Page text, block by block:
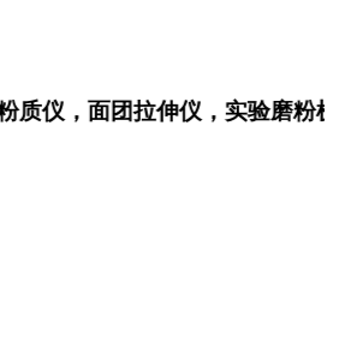
质仪，面团拉伸仪，实验磨粉机